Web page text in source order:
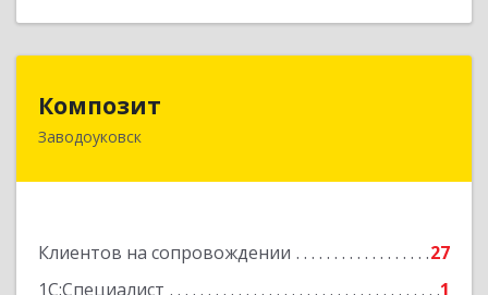
Композит
Заводоуковск
Клиентов на сопровождении
27
1С:Специалист
1
627140, Тюменская обл, Заводоуковский р-н,